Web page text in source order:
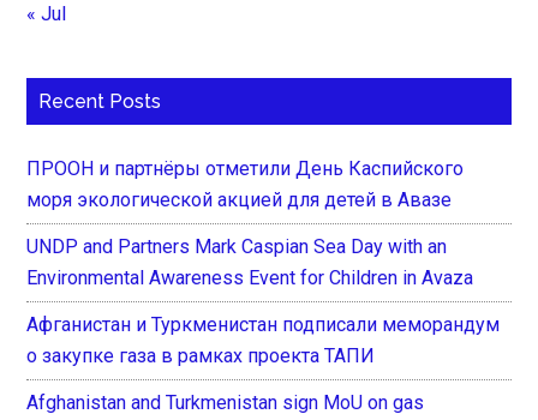
« Jul
Recent Posts
ПРООН и партнёры отметили День Каспийского
моря экологической акцией для детей в Авазе
UNDP and Partners Mark Caspian Sea Day with an
Environmental Awareness Event for Children in Avaza
Афганистан и Туркменистан подписали меморандум
о закупке газа в рамках проекта ТАПИ
Afghanistan and Turkmenistan sign MoU on gas